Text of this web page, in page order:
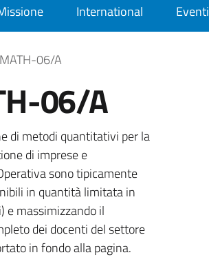
International Eventi
06/A
06/A
di metodi quantitativi per la
di imprese e
sono tipicamente
in quantità limitata in
e massimizzando il
dei docenti del settore
in fondo alla pagina.